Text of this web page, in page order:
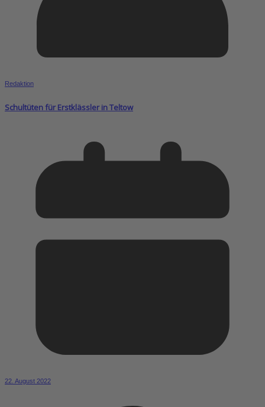
Redaktion
Schultüten für Erstklässler in Teltow
22. August 2022